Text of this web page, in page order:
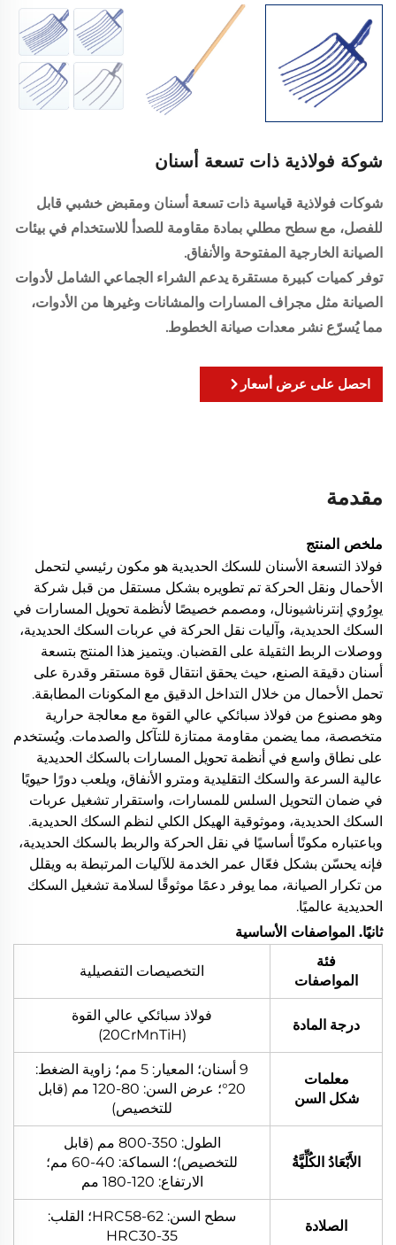
شوكة فولاذية ذات تسعة أسنان
شوكات فولاذية قياسية ذات تسعة أسنان ومقبض خشبي قابل
للفصل، مع سطح مطلي بمادة مقاومة للصدأ للاستخدام في بيئات
الصيانة الخارجية المفتوحة والأنفاق.
توفر كميات كبيرة مستقرة يدعم الشراء الجماعي الشامل لأدوات
الصيانة مثل مجراف المسارات والمشانات وغيرها من الأدوات،
مما يُسرّع نشر معدات صيانة الخطوط.
احصل على عرض أسعار
مقدمة
ملخص المنتج
فولاذ التسعة الأسنان للسكك الحديدية هو مكون رئيسي لتحمل
الأحمال ونقل الحركة تم تطويره بشكل مستقل من قبل شركة
يوِرُوي إنترناشيونال، ومصمم خصيصًا لأنظمة تحويل المسارات في
السكك الحديدية، وآليات نقل الحركة في عربات السكك الحديدية،
ووصلات الربط الثقيلة على القضبان. ويتميز هذا المنتج بتسعة
أسنان دقيقة الصنع، حيث يحقق انتقال قوة مستقر وقدرة على
تحمل الأحمال من خلال التداخل الدقيق مع المكونات المطابقة.
وهو مصنوع من فولاذ سبائكي عالي القوة مع معالجة حرارية
متخصصة، مما يضمن مقاومة ممتازة للتآكل والصدمات. ويُستخدم
على نطاق واسع في أنظمة تحويل المسارات بالسكك الحديدية
عالية السرعة والسكك التقليدية ومترو الأنفاق، ويلعب دورًا حيويًا
في ضمان التحويل السلس للمسارات، واستقرار تشغيل عربات
السكك الحديدية، وموثوقية الهيكل الكلي لنظم السكك الحديدية.
وباعتباره مكونًا أساسيًا في نقل الحركة والربط بالسكك الحديدية،
فإنه يحسّن بشكل فعّال عمر الخدمة للآليات المرتبطة به ويقلل
من تكرار الصيانة، مما يوفر دعمًا موثوقًا لسلامة تشغيل السكك
الحديدية عالميًا.
ثانيًا. المواصفات الأساسية
فئة
المواصفات
التخصيصات التفصيلية
درجة المادة
فولاذ سبائكي عالي القوة
(20CrMnTiH)
معلمات
شكل السن
9 أسنان؛ المعيار: 5 مم؛ زاوية الضغط:
20°؛ عرض السن: 80-120 مم (قابل
للتخصيص)
الأَبْعَادُ الكُلِّيَّةُ
الطول: 350-800 مم (قابل
للتخصيص)؛ السماكة: 40-60 مم؛
الارتفاع: 120-180 مم
الصلادة
سطح السن: HRC58-62؛ القلب:
HRC30-35